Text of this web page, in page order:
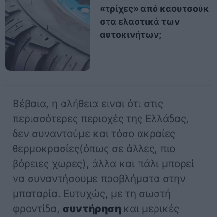
«τρίχες» από καουτσούκ
στα ελαστικά των
αυτοκινήτων;
Βέβαια, η αλήθεια είναι ότι στις
περισσότερες περιοχές της Ελλάδας,
δεν συναντούμε και τόσο ακραίες
θερμοκρασίες(όπως σε άλλες, πιο
βόρειες χώρες), άλλα και πάλι μπορεί
να συναντήσουμε προβλήματα στην
μπαταρία. Ευτυχώς, με τη σωστή
φροντίδα, συντήρηση και μερικές